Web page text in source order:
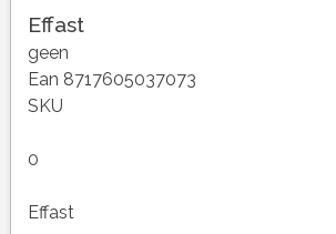
Effast
geen
Ean 8717605037073
SKU
0
Effast